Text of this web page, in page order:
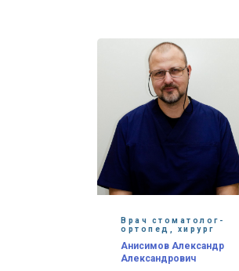
Врач стоматолог-
ортопед, хирург
Анисимов Александр
Александрович